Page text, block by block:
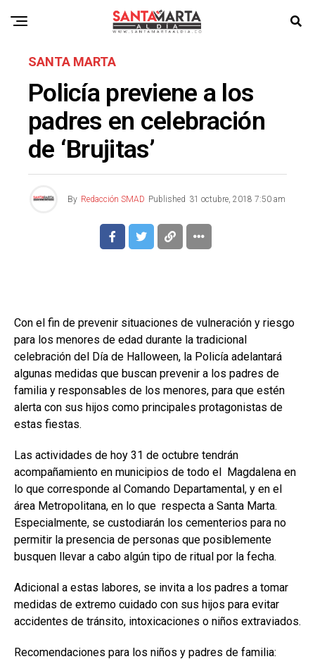
SANTA MARTA
Policía previene a los
padres en celebración
de ‘Brujitas’
By Redacción SMAD Published 31 octubre, 2018 7:50 am
Con el fin de prevenir situaciones de vulneración y riesgo
para los menores de edad durante la tradicional
celebración del Día de Halloween, la Policía adelantará
algunas medidas que buscan prevenir a los padres de
familia y responsables de los menores, para que estén
alerta con sus hijos como principales protagonistas de
estas fiestas.
Las actividades de hoy 31 de octubre tendrán
acompañamiento en municipios de todo el Magdalena en
lo que corresponde al Comando Departamental, y en el
área Metropolitana, en lo que respecta a Santa Marta.
Especialmente, se custodiarán los cementerios para no
permitir la presencia de personas que posiblemente
busquen llevar a cabo algún tipo de ritual por la fecha.
Adicional a estas labores, se invita a los padres a tomar
medidas de extremo cuidado con sus hijos para evitar
accidentes de tránsito, intoxicaciones o niños extraviados.
Recomendaciones para los niños y padres de familia: